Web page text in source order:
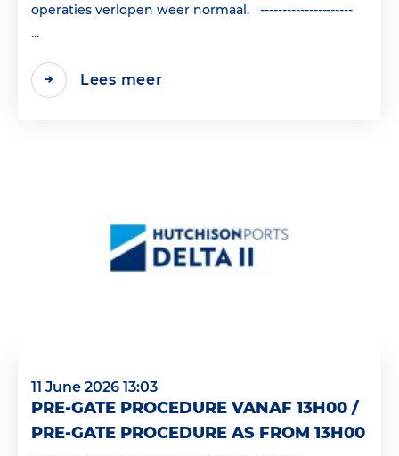
operaties verlopen weer normaal. ---------------------
...
Lees meer
11 June 2026 13:03
PRE-GATE PROCEDURE VANAF 13H00 /
PRE-GATE PROCEDURE AS FROM 13H00